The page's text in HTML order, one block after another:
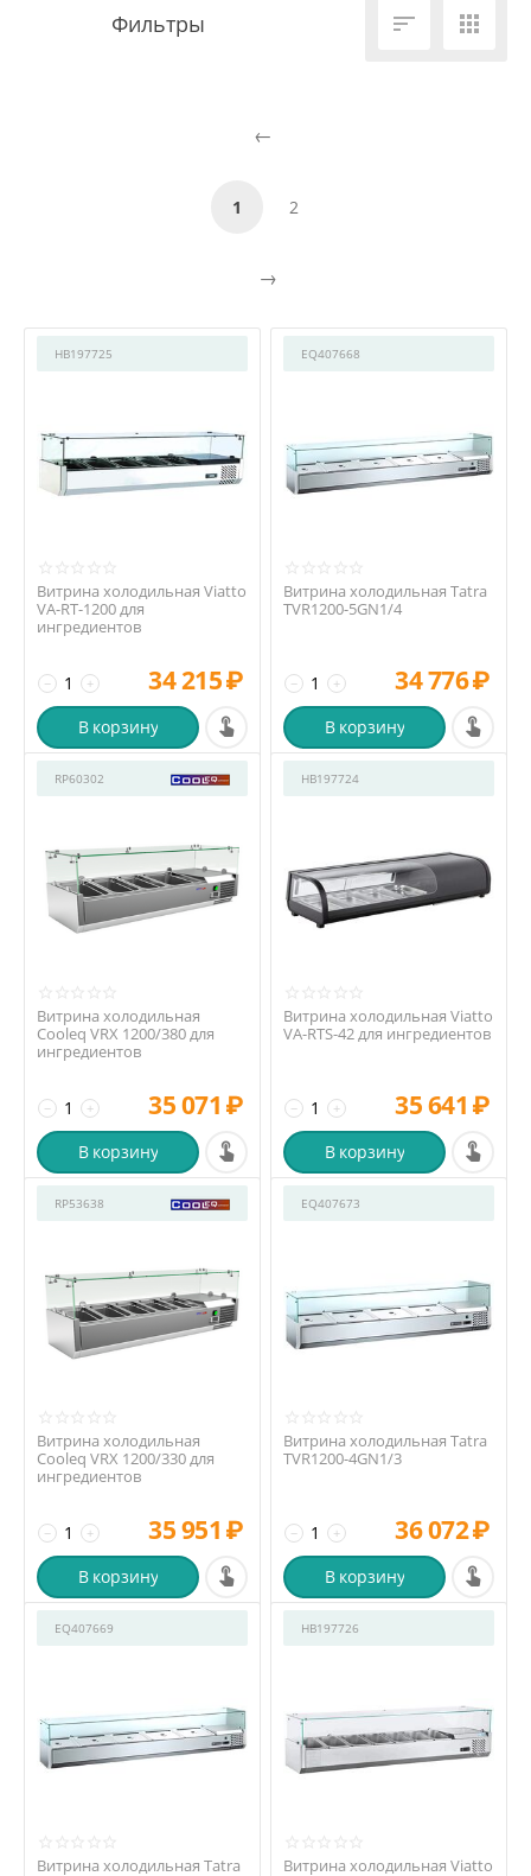
1 2
 
HB197725
Витрина холодильная Viatto
VA-RT-1200 для
ингредиентов
+
− 34 215₽
В корзину
EQ407668
Витрина холодильная Tatra
TVR1200-5GN1/4
+
− 34 776₽
В корзину
RP60302
Витрина холодильная
Cooleq VRX 1200/380 для
ингредиентов
+
− 35 071 ₽
В корзину
HB197724
Витрина холодильная Viatto
VA-RTS-42 для ингредиентов
+
− 35 641 ₽
В корзину
RP53638
Витрина холодильная
Cooleq VRX 1200/330 для
ингредиентов
+
− 35 951 ₽
В корзину
EQ407673
Витрина холодильная Tatra
TVR1200-4GN1/3
+
− 36 072₽
В корзину
EQ407669
Витрина холодильная Tatra
HB197726
Витрина холодильная Viatto